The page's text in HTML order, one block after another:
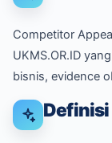
Competitor
UKMS.OR.ID
bisnis, evidence
Definisi